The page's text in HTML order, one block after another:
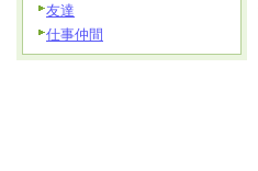
友達
仕事仲間